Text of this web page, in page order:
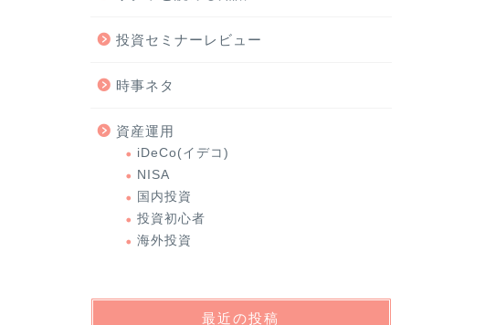
投資セミナーレビュー
時事ネタ
資産運用
iDeCo(イデコ)
NISA
国内投資
投資初心者
海外投資
最近の投稿